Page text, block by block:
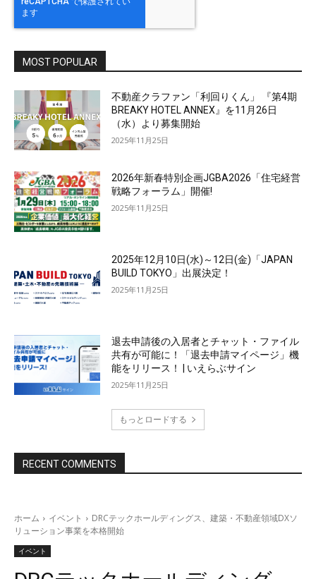
MOST POPULAR
不動産クラファン「利回りくん」 『第4期
BREAKY HOTEL ANNEX』を11月26日
（水）より募集開始
2025年11月25日
2026年新春特別企画JGBA2026「住宅経営
戦略フォーラム」開催!
2025年11月25日
2025年12月10日(水)～12日(金)「JAPAN
BUILD TOKYO」出展決定！
2025年11月25日
退去申請後の入居者とチャット・ファイル
共有が可能に！「退去申請マイページ」機
能をリリース！ | いえらぶサイン
2025年11月25日
もっとロードする
RECENT COMMENTS